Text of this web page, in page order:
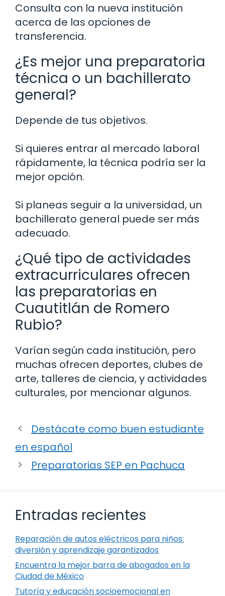
Consulta con la nueva institución
acerca de las opciones de
transferencia.
¿Es mejor una preparatoria
técnica o un bachillerato
general?
Depende de tus objetivos.
Si quieres entrar al mercado laboral
rápidamente, la técnica podría ser la
mejor opción.
Si planeas seguir a la universidad, un
bachillerato general puede ser más
adecuado.
¿Qué tipo de actividades
extracurriculares ofrecen
las preparatorias en
Cuautitlán de Romero
Rubio?
Varían según cada institución, pero
muchas ofrecen deportes, clubes de
arte, talleres de ciencia, y actividades
culturales, por mencionar algunos.
Destácate como buen estudiante
en español
Preparatorias SEP en Pachuca
Entradas recientes
Reparación de autos eléctricos para niños:
diversión y aprendizaje garantizados
Encuentra la mejor barra de abogados en la
Ciudad de México
Tutoría y educación socioemocional en